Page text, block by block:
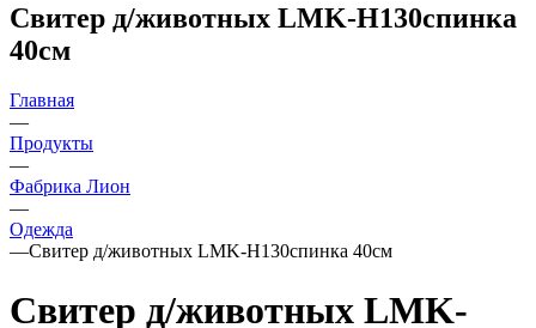
Свитер д/животных LMK-H130спинка
40см
Главная
—
Продукты
—
Фабрика Лион
—
Одежда
—Свитер д/животных LMK-H130спинка 40см
Свитер д/животных LMK-